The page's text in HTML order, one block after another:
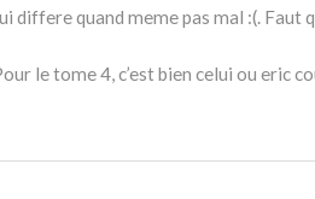
differe quand meme pas mal :(. Faut
le tome 4, c’est bien celui ou eric